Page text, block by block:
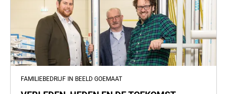
FAMILIEBEDRIJF IN BEELD GOEMAAT